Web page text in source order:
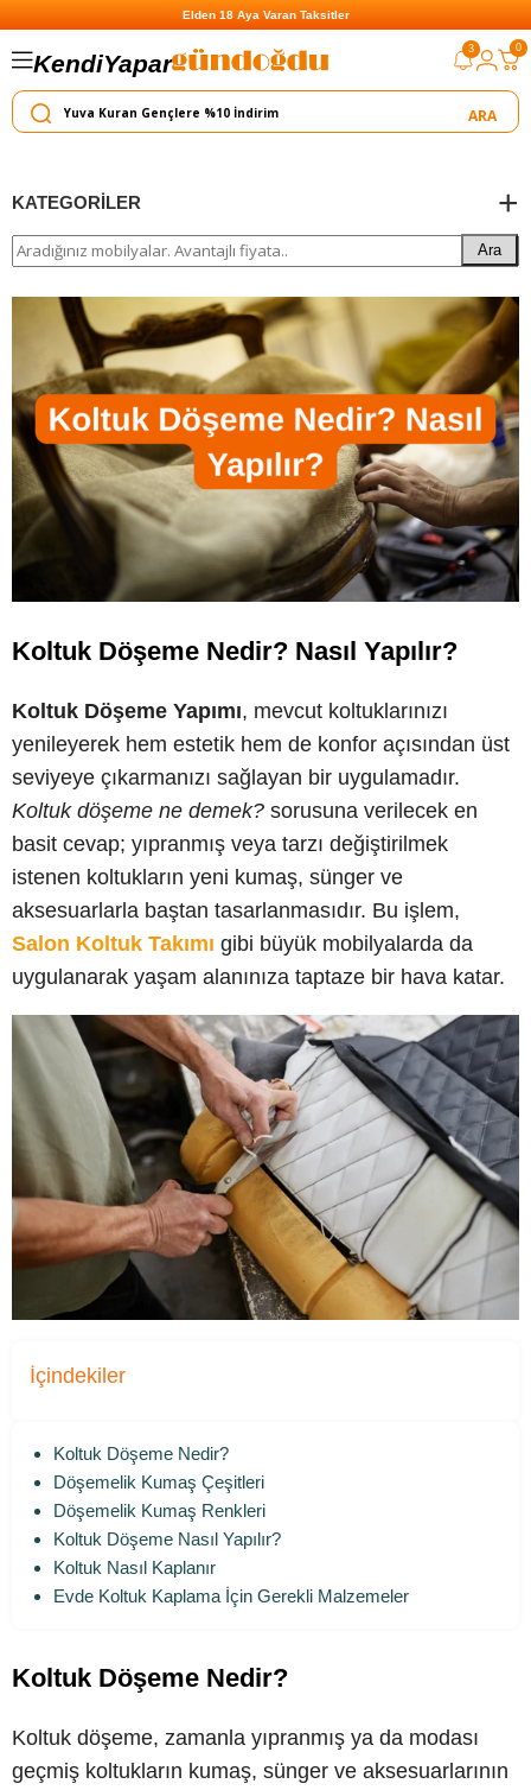
Elden 18 Aya Varan Taksitler
KendiYapar
Satar
3 0
KATEGORILER
Ara
Koltuk Döşeme Nedir? Nasıl Yapılır?
Koltuk Döşeme Yapımı, mevcut koltuklarınızı
yenileyerek hem estetik hem de konfor açısından üst
seviyeye çıkarmanızı sağlayan bir uygulamadır.
Koltuk döşeme ne demek? sorusuna verilecek en
basit cevap; yıpranmış veya tarzı değiştirilmek
istenen koltukların yeni kumaş, sünger ve
aksesuarlarla baştan tasarlanmasıdır. Bu işlem,
Salon Koltuk Takımı gibi büyük mobilyalarda da
uygulanarak yaşam alanınıza taptaze bir hava katar.
İçindekiler
Koltuk Döşeme Nedir?
Döşemelik Kumaş Çeşitleri
Döşemelik Kumaş Renkleri
Koltuk Döşeme Nasıl Yapılır?
Koltuk Nasıl Kaplanır
Evde Koltuk Kaplama İçin Gerekli Malzemeler
Koltuk Döşeme Nedir?
Koltuk döşeme, zamanla yıpranmış ya da modası
geçmiş koltukların kumaş, sünger ve aksesuarlarının